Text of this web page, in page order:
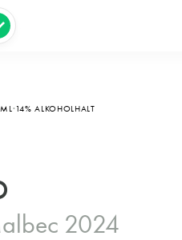
14% ALKOHOLHALT
2024